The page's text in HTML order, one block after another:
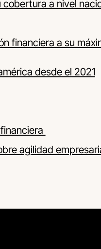
cobertura a nivel
financiera a su
desde el 2021
agilidad